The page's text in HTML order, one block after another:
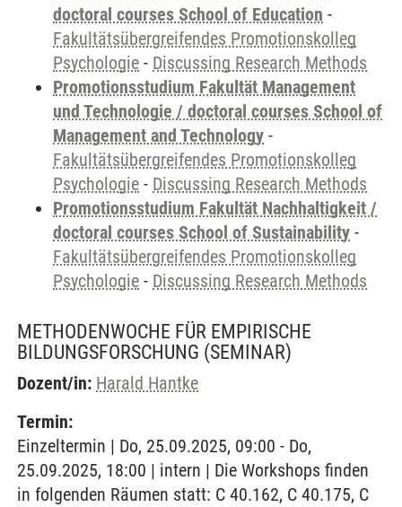
doctoral courses School of Education -
Fakultätsübergreifendes Promotionskolleg
Psychologie - Discussing Research Methods
Promotionsstudium Fakultät Management
und Technologie / doctoral courses School of
Management and Technology -
Fakultätsübergreifendes Promotionskolleg
Psychologie - Discussing Research Methods
Promotionsstudium Fakultät Nachhaltigkeit /
doctoral courses School of Sustainability -
Fakultätsübergreifendes Promotionskolleg
Psychologie - Discussing Research Methods
METHODENWOCHE FÜR EMPIRISCHE
BILDUNGSFORSCHUNG (SEMINAR)
Dozent/in: Harald Hantke
Termin:
Einzeltermin | Do, 25.09.2025, 09:00 - Do,
25.09.2025, 18:00 | intern | Die Workshops finden
in folgenden Räumen statt: C 40.162, C 40.175, C